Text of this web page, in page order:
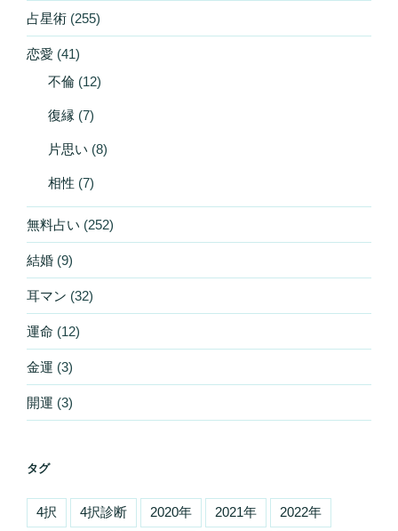
占星術 (255)
恋愛 (41)
不倫 (12)
復縁 (7)
片思い (8)
相性 (7)
無料占い (252)
結婚 (9)
耳マン (32)
運命 (12)
金運 (3)
開運 (3)
タグ
4択 4択診断 2020年 2021年 2022年